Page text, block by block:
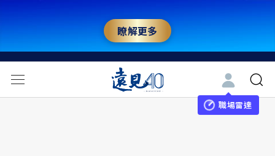
瞭解更多
職場雷達